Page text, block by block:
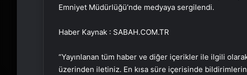
Emniyet Müdürlüğü’nde medyaya sergilendi.
Haber Kaynak : SABAH.COM.TR
“Yayınlanan tüm haber ve diğer içerikler ile ilgili
üzerinden iletiniz. En kısa süre içerisinde